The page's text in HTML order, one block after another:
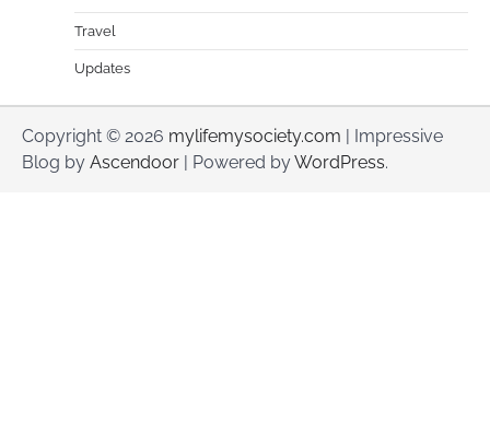
Travel
Updates
Copyright © 2026 mylifemysociety.com | Impressive
Blog by Ascendoor | Powered byWordPress.